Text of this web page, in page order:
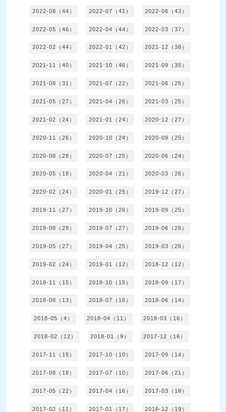
2022-08（44） 2022-07（41） 2022-06（43）
2022-05（46） 2022-04（44） 2022-03（37）
2022-02（44） 2022-01（42） 2021-12（38）
2021-11（40） 2021-10（46） 2021-09（35）
2021-08（31） 2021-07（22） 2021-06（25）
2021-05（27） 2021-04（26） 2021-03（25）
2021-02（24） 2021-01（24） 2020-12（27）
2020-11（26） 2020-10（24） 2020-09（25）
2020-08（28） 2020-07（25） 2020-06（24）
2020-05（18） 2020-04（21） 2020-03（26）
2020-02（24） 2020-01（25） 2019-12（27）
2019-11（27） 2019-10（26） 2019-09（25）
2019-08（28） 2019-07（27） 2019-06（26）
2019-05（27） 2019-04（25） 2019-03（26）
2019-02（24） 2019-01（12） 2018-12（12）
2018-11（15） 2018-10（15） 2018-09（17）
2018-08（13） 2018-07（16） 2018-06（14）
2018-05（4） 2018-04（11） 2018-03（16）
2018-02（12） 2018-01（9） 2017-12（16）
2017-11（15） 2017-10（10） 2017-09（14）
2017-08（18） 2017-07（10） 2017-06（21）
2017-05（22） 2017-04（16） 2017-03（18）
2017-02（11） 2017-01（17） 2016-12（19）